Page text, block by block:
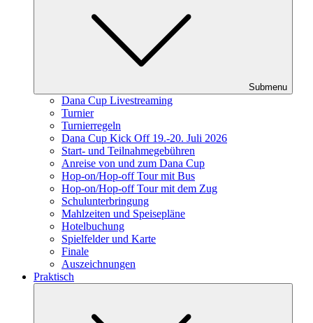
Submenu
Dana Cup Livestreaming
Turnier
Turnierregeln
Dana Cup Kick Off 19.-20. Juli 2026
Start- und Teilnahmegebühren
Anreise von und zum Dana Cup
Hop-on/Hop-off Tour mit Bus
Hop-on/Hop-off Tour mit dem Zug
Schulunterbringung
Mahlzeiten und Speisepläne
Hotelbuchung
Spielfelder und Karte
Finale
Auszeichnungen
Praktisch